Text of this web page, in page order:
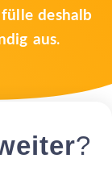
deshalb
aus.
?